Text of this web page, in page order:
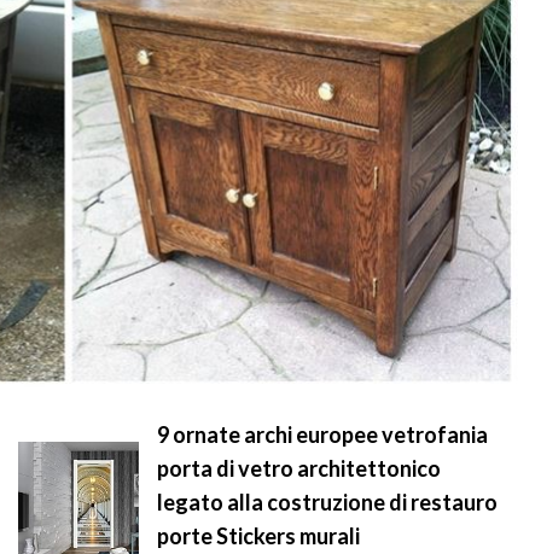
9 ornate archi europee vetrofania
porta di vetro architettonico
legato alla costruzione di restauro
porte Stickers murali